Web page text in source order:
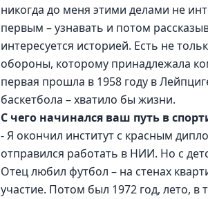
никогда до меня этими делами не
первым – узнавать и потом
интересуется историей. Есть не
обороны, которому принадлежала
первая прошла в 1958 году в
баскетбола – хватило бы жизни.
С чего начинался ваш путь в
- Я окончил институт с красным
отправился работать в НИИ. Но с
Отец любил футбол – на стенах
участие. Потом был 1972 год, лето,